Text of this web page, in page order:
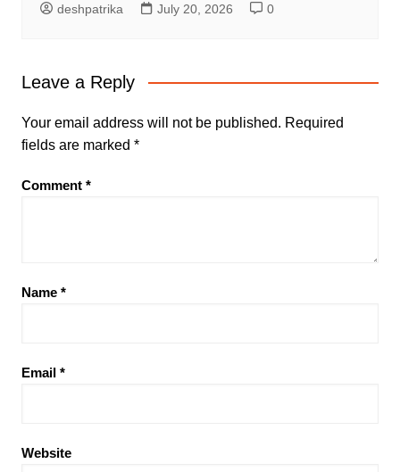
deshpatrika July 20, 2026 0
Leave a Reply
Your email address will not be published. Required
fields are marked *
Comment *
Name *
Email *
Website